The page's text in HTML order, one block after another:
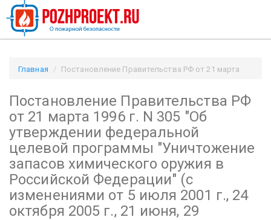
Главная
Постановление Правительства РФ от 21 марта
"Об утверждении федеральной целевой программы
"Уничтожение запасов химического оружия в Российской
(с изменениями от 5 июля 2001 г., 24 октября 2005 г., 21 июня,
29 / Pozhproekt.ru
Постановление Правительства РФ
от 21 марта 1996 г. N 305 "Об
утверждении федеральной
целевой программы "Уничтожение
запасов химического оружия в
Российской Федерации" (с
изменениями от 5 июля 2001 г., 24
октября 2005 г., 21 июня, 29